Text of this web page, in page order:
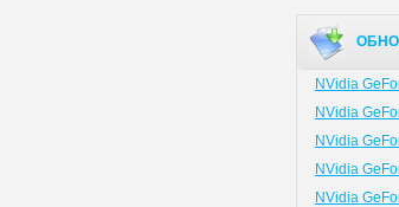
NVidia
NVidia
NVidia
NVidia
NVidia